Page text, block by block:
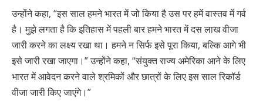
उन्होंने कहा, “इस साल हमने भारत में जो किया है उस पर हमें वास्तव में गर्व
है। मुझे लगता है कि इतिहास में पहली बार हमने भारत में दस लाख वीजा
जारी करने का लक्ष्य रखा था। हमने न सिर्फ इसे पूरा किया, बल्कि आगे भी
इसे जारी रखा जाएगा।” उन्होंने कहा, “संयुक्त राज्य अमेरिका आने के लिए
भारत में आवेदन करने वाले श्रमिकों और छात्रों के लिए इस साल रिकॉर्ड
वीजा जारी किए जाएंगे।”